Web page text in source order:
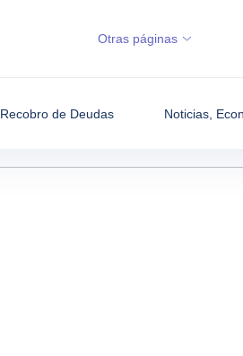
Recobro de Deudas Noticias,
Otras páginas